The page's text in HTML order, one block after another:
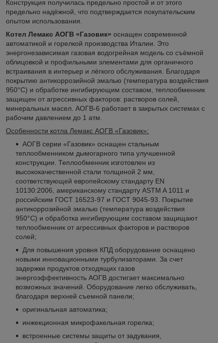
Конструкция получилась предельно простой и от этого
предельно надёжной, что подтверждается покупательским
опытом использования.
Котел Лемакс АОГВ «Газовик» оснащен современной
автоматикой и горелкой производства Италии. Это
энергонезависимая газовая водогрейная модель со съёмной
облицовкой и профильными элементами для органичного
встраивания в интерьер и лёгкого обслуживания. Благодаря
покрытию антикоррозийной эмалью (температура воздействия
950°С) и обработке ингибирующим составом, теплообменник
защищен от агрессивных факторов: растворов солей,
минеральных масел. АОГВ-6 работает в закрытых системах с
рабочим давлением до 1 атм.
Особенности котла Лемакс АОГВ «Газовик»:
АОГВ серии «Газовик» оснащен стальным
теплообменником дымогарного типа улучшенной
конструкции. Теплообменник изготовлен из
высококачественной стали толщиной 2 мм,
соответствующей европейскому стандарту EN
10130:2006, американскому стандарту ASTM A 1011 и
российским ГОСТ 16523-97 и ГОСТ 9045-93. Покрытие
антикоррозийной эмалью (температура воздействия
950°С) и обработка ингибирующим составом защищают
теплообменник от агрессивных факторов и растворов
солей;
Для повышения уровня КПД оборудование оснащено
новыми инновационными турбулизаторами. За счет
задержки продуктов отходящих газов
энергоэффективность АОГВ достигает максимально
возможных значений. Оборудование легко обслуживать,
благодаря верхней съемной панели;
оригинальная автоматика;
инжекционная микрофакельная горелка;
встроенные системы защиты от задувания,